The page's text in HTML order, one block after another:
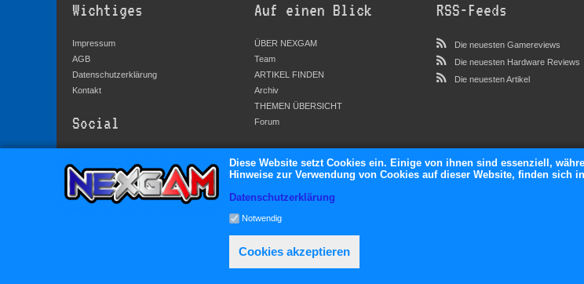
Wichtiges
Impressum
AGB
Datenschutzerklärung
Kontakt
Social
Facebook
Twitter
Auf einen Blick
ÜBER NEXGAM
Team
ARTIKEL FINDEN
Archiv
THEMEN ÜBERSICHT
Forum
RSS-Feeds
Die neuesten Gamereviews
Die neuesten Hardware Reviews
Die neuesten Artikel
Diese Website setzt Cookies ein. Einige von ihnen sind essenziell,
Hinweise zur Verwendung von Cookies auf dieser Website, finden sich
Datenschutzerklärung
Notwendig
Cookies akzeptieren